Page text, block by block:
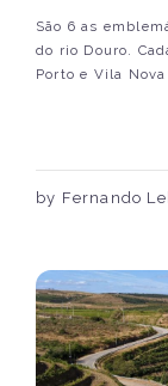
São 6 as
do rio Douro.
Porto e Vila Nova
by Fernando